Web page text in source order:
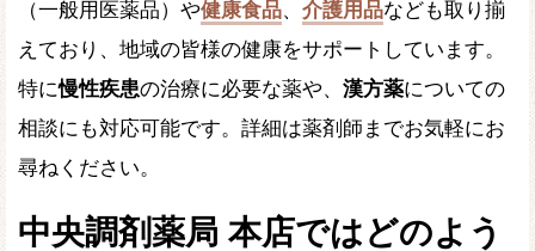
（一般用医薬品）や健康食品、 介護用品なども取り揃
えており、地域の皆様の健康をサポートしています。
特に慢性疾患の治療に必要な薬や、 漢方薬についての
相談にも対応可能です。詳細は薬剤師までお気軽にお
尋ねください。
中央調剤薬局 本店ではどのよう